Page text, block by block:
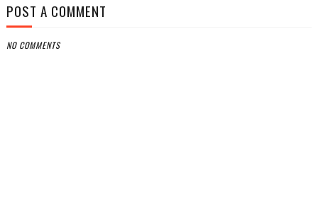
POST A COMMENT
NO COMMENTS